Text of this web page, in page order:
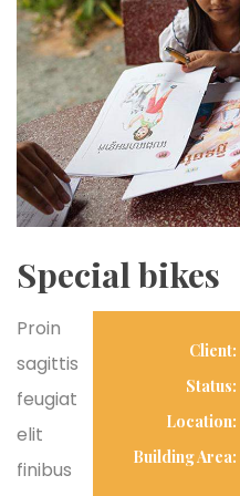
Special bikes
Client:
Status:
Location:
Building Area:
Proin
sagittis
feugiat
elit
finibus